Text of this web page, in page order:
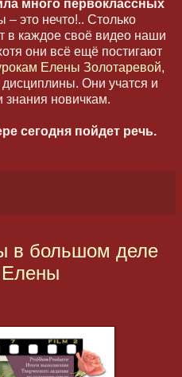
много первоклассных
– это нечто!.. Столько
в каждое своё видео наши
они всё ещё постигают
Елены Золотаревой,
Они учатся и
знания новичкам.
сегодня пойдет речь.
в большом деле
Елены